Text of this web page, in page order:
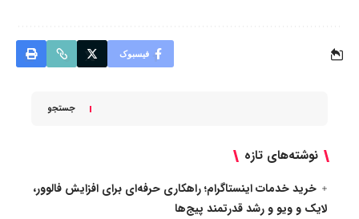
فیسبوک
جستجو
نوشته‌های تازه
خرید خدمات اینستاگرام؛ راهکاری حرفه‌ای برای افزایش فالوور،
لایک و ویو و رشد قدرتمند پیج‌ها